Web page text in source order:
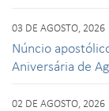
03 DE AGOSTO, 2026
Núncio
Aniversária de
02 DE AGOSTO, 2026